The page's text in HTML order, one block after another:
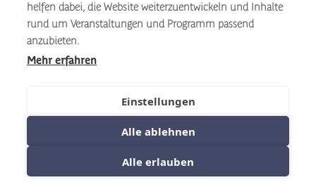
helfen dabei, die Website weiterzuentwickeln und Inhalte
rund um Veranstaltungen und Programm passend
anzubieten.
Mehr erfahren
Einstellungen
Alle ablehnen
Alle erlauben
zugeordnet.
Wenn Sie die Zuordnung in Ihrem Profil bei Google
nicht wünschen, müssen Sie sich vor Aktivierung des
Daten als Nutzungsprofile und nutzt sie für Zwecke
der Werbung, Marktforschung und/oder
bedarfsgerechter Gestaltung seiner Webseite. Eine
solche Auswertung erfolgt insbesondere (selbst für
nicht eingeloggte Nutzer) zur Erbringung